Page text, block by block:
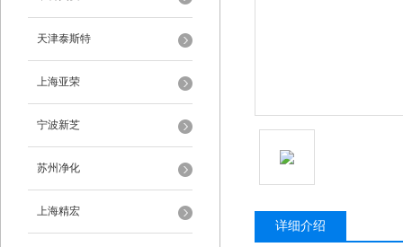
天津泰斯特
上海亚荣
宁波新芝
苏州净化
上海精宏
详细介绍